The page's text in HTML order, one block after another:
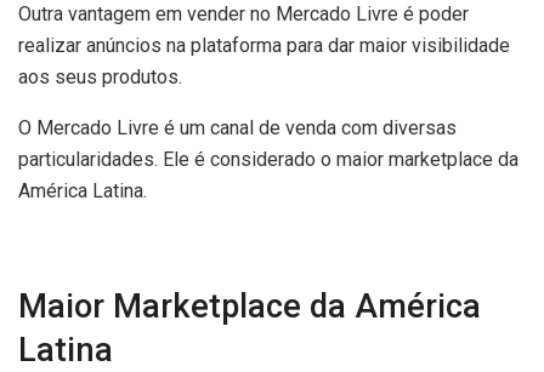
Outra vantagem em vender no Mercado Livre é poder
realizar anúncios na plataforma para dar maior visibilidade
aos seus produtos.
O Mercado Livre é um canal de venda com diversas
particularidades. Ele é considerado o maior marketplace da
América Latina.
Maior Marketplace da América
Latina